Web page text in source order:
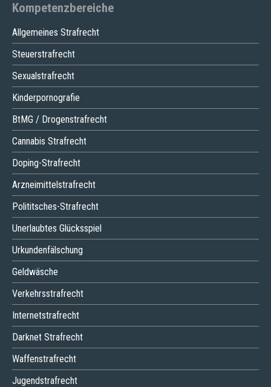
Kompetenzbereiche
Allgemeines Strafrecht
Steuerstrafrecht
Sexualstrafrecht
Kinderpornografie
BtMG / Drogenstrafrecht
Cannabis Strafrecht
Doping-Strafrecht
Arzneimittelstrafrecht
Polititsches-Strafrecht
Unerlaubtes Glücksspiel
Urkundenfälschung
Geldwäsche
Verkehrsstrafrecht
Internetstrafrecht
Darknet Strafrecht
Waffenstrafrecht
Jugendstrafrecht